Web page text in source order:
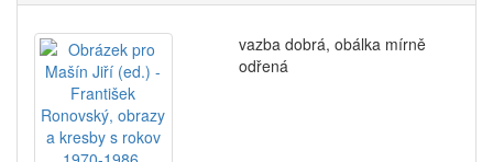
vazba dobrá, obálka mírně
odřená